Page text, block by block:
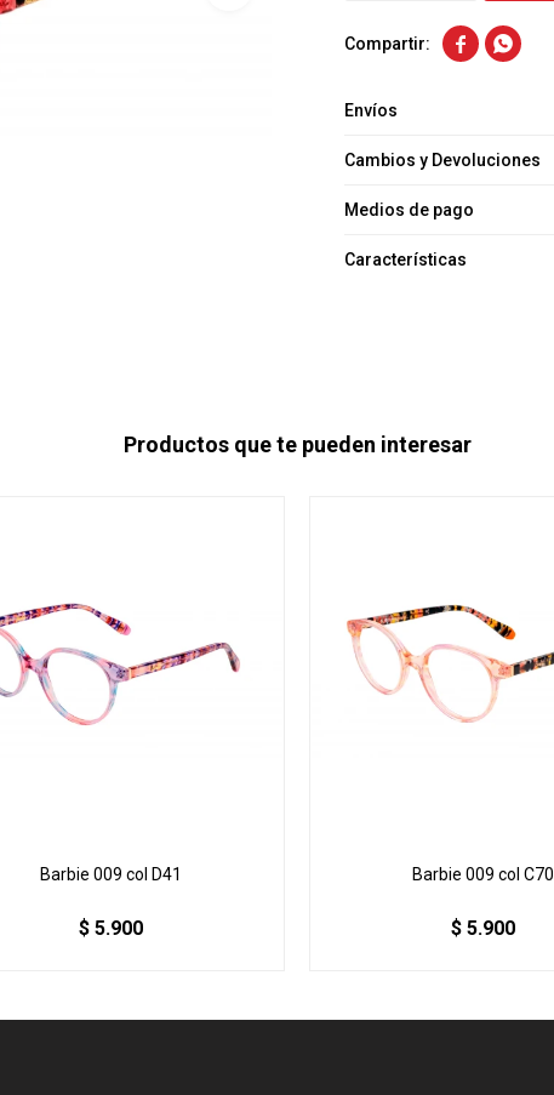
 
Envíos
Cambios y Devoluciones
Medios de pago
Características
Productos que te pueden interesar
Barbie 009 col D41
$ 5.900
Barbie 009 col C70
$ 5.900